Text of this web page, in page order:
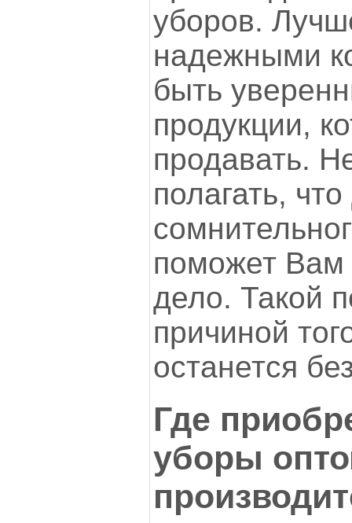
уборов.
надежными
быть
продукции,
продавать.
полагать,
поможет Вам
дело. Такой
причиной
останется
Где
уборы